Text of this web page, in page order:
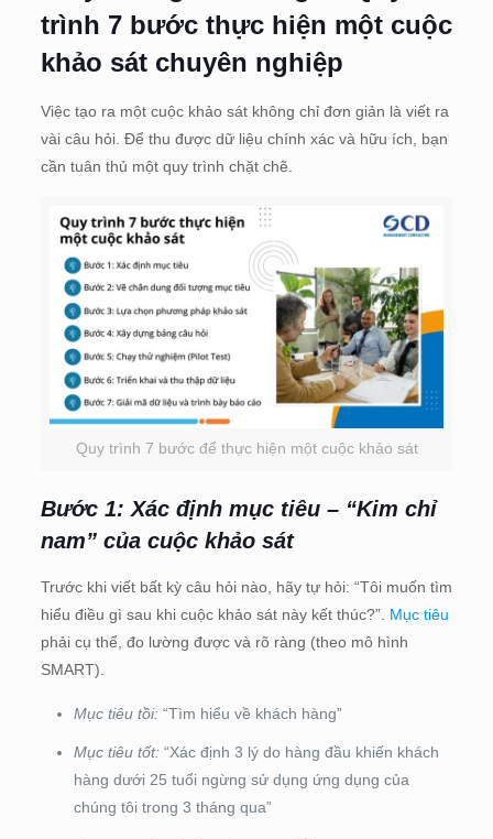
trình 7 bước thực hiện một cuộc
khảo sát chuyên nghiệp
Việc tạo ra một cuộc khảo sát không chỉ đơn giản là viết ra
vài câu hỏi. Để thu được dữ liệu chính xác và hữu ích, bạn
cần tuân thủ một quy trình chặt chẽ.
Quy trình 7 bước để thực hiện một cuộc khảo sát
Bước 1: Xác định mục tiêu – “Kim chỉ
nam” của cuộc khảo sát
Trước khi viết bất kỳ câu hỏi nào, hãy tự hỏi: “Tôi muốn tìm
hiểu điều gì sau khi cuộc khảo sát này kết thúc?”. Mục tiêu
phải cụ thể, đo lường được và rõ ràng (theo mô hình
SMART).
Mục tiêu tồi:“Tìm hiểu về khách hàng”
Mục tiêu tốt:“Xác định 3 lý do hàng đầu khiến khách
hàng dưới 25 tuổi ngừng sử dụng ứng dụng của
chúng tôi trong 3 tháng qua”